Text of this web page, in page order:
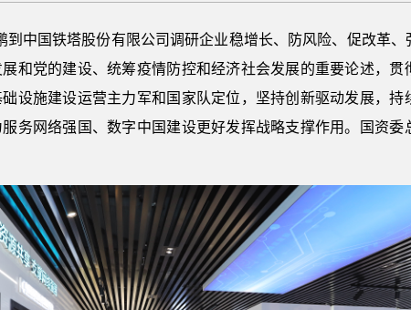
到中国铁塔股份有限公司调研企业稳增长、防风险、促改革
和党的建设、统筹疫情防控和经济社会发展的重要论述，贯
设施建设运营主力军和国家队定位，坚持创新驱动发展，持
务网络强国、数字中国建设更好发挥战略支撑作用。国资委